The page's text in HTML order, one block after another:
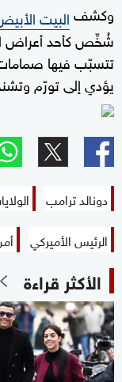
وكشفالبيت
شُخِّص كأحد أعراض
تتسبّب فيها صمامات
يؤدي إلى تورّم
دونالد ترامب
الرئيس الأميركي
الأكثر قراءة